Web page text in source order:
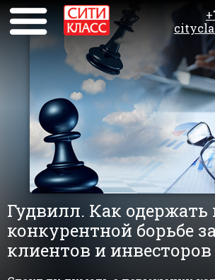
Гудвилл. Как одержать
конкурентной борьбе
клиентов и инвесторов